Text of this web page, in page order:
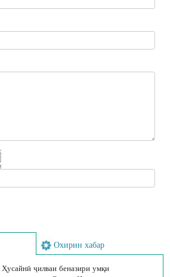
Охирин хабар
ҷилваи беназири умқи